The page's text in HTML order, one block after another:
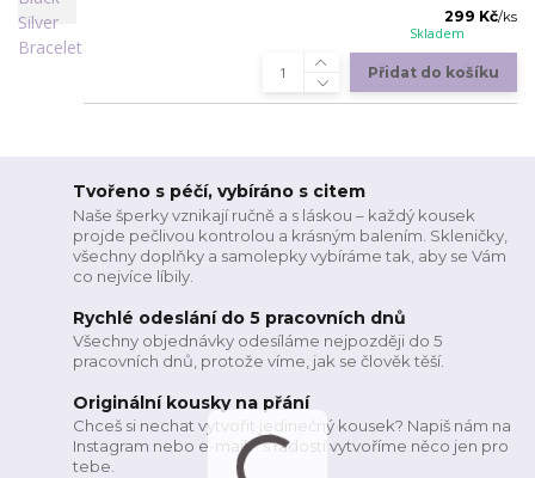
299 Kč/ks
Skladem
Přidat do košíku
Tvořeno s péčí, vybíráno s citem
Naše šperky vznikají ručně a s láskou – každý kousek
projde pečlivou kontrolou a krásným balením. Skleničky,
všechny doplňky a samolepky vybíráme tak, aby se Vám
co nejvíce líbily.
Rychlé odeslání do 5 pracovních dnů
Všechny objednávky odesíláme nejpozději do 5
pracovních dnů, protože víme, jak se člověk těší.
Originální kousky na přání
Chceš si nechat vytvořit jedinečný kousek? Napiš nám na
Instagram nebo e-mail – s radostí vytvoříme něco jen pro
tebe.